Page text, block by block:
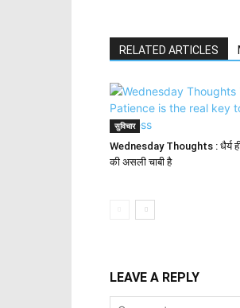
RELATED ARTICLES
सुविचार
Wednesday Thoughts : धैर्य
की असली चाबी है
LEAVE A REPLY